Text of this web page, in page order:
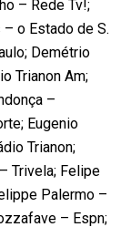
– Rede Tv!;
o Estado de S.
Demétrio
Trianon Am;
–
Eugenio
Trianon;
Trivela; Felipe
Palermo –
– Espn;